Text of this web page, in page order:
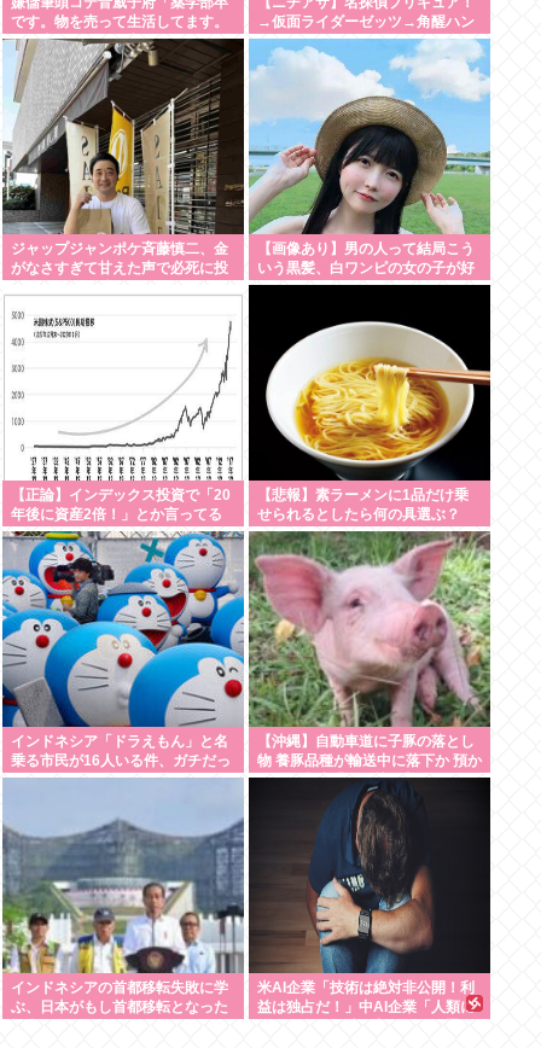
です。物を売って生活してます。
何を売ってるかは言えません」
→仮面ライダーゼッツ→角醒ハン
ターオメガホーン
ジャップジャンポケ斉藤慎二、金
がなさすぎて甘えた声で必死に投
【画像あり】男の人って結局こう
いう黒髪、白ワンピの女の子が好
きなんでしょ…？
【正論】インデックス投資で「20
年後に資産2倍！」とか言ってる
奴、アホです
【悲報】素ラーメンに1品だけ乗
せられるとしたら何の具選ぶ？
インドネシア「ドラえもん」と名
乗る市民が16人いる件、ガチだっ
た
【沖縄】自動車道に子豚の落とし
物 養豚品種が輸送中に落下か 預か
る動物病院「早く持ち主見つかっ
インドネシアの首都移転失敗に学
ぶ、日本がもし首都移転となった
米AI企業「技術は絶対非公開！利
益は独占だ！」中AI企業「人類に